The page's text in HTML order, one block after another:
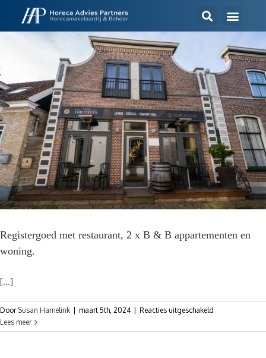
Registergoed met restaurant, 2 x B & B appartementen en
woning.
[...]
Door Susan Hamelink maart 5th, 2024
Reacties uitgeschakeld
Lees meer